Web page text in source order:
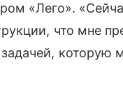
«Лего».
что мне
которую